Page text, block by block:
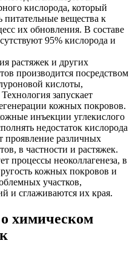
кислорода, который
питательные вещества к
их обновления. В составе
95% кислорода и
растяжек и других
производится посредством
кислоты,
запускает
кожных покровов.
инъекции углекислого
недостаток кислорода
проявление различных
в частности и растяжек.
процессы неоколлагенеза, в
кожных покровов и
участков,
и сглаживаются их края.
химическом